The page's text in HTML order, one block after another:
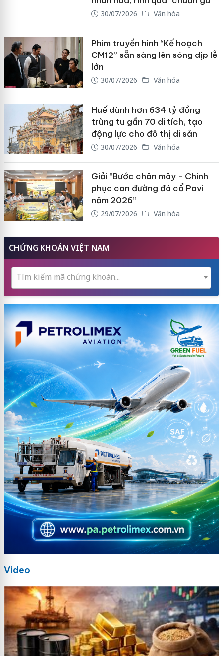
30/07/2026 Văn hóa
Phim truyền hình “Kế hoạch
CM12” sẵn sàng lên sóng dịp lễ
lớn
30/07/2026 Văn hóa
Huế dành hơn 634 tỷ đồng
trùng tu gần 70 di tích, tạo
động lực cho đô thị di sản
30/07/2026 Văn hóa
Giải “Bước chân mây - Chinh
phục con đường đá cổ Pavi
năm 2026”
29/07/2026 Văn hóa
CHỨNG KHOÁN VIỆT NAM
Tìm kiếm mã chứng khoán...
Video